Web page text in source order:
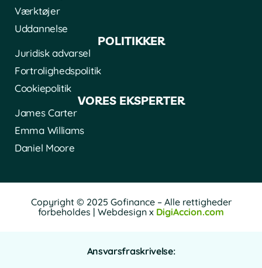
Værktøjer
Uddannelse
POLITIKKER
Juridisk advarsel
Fortrolighedspolitik
Cookiepolitik
VORES EKSPERTER
James Carter
Emma Williams
Daniel Moore
Copyright © 2025 Gofinance – Alle rettigheder
forbeholdes | Webdesign x DigiAccion.com
Ansvarsfraskrivelse: